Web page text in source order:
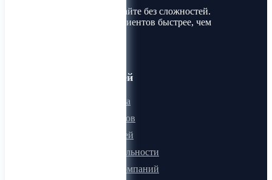
Покупайте и продавайте без сложностей.
Найдите товары и клиентов быстрее, чем
Для пользователей
Онлайн визитка
Для поставщиков
Для покупателей
Программа лояльности
Микроблоги компаний